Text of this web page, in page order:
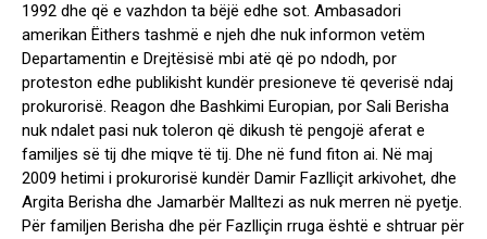
1992 dhe që e vazhdon ta bëjë edhe sot. Ambasadori
amerikan Ëithers tashmë e njeh dhe nuk informon vetëm
Departamentin e Drejtësisë mbi atë që po ndodh, por
proteston edhe publikisht kundër presioneve të qeverisë ndaj
prokurorisë. Reagon dhe Bashkimi Europian, por Sali Berisha
nuk ndalet pasi nuk toleron që dikush të pengojë aferat e
familjes së tij dhe miqve të tij. Dhe në fund fiton ai. Në maj
2009 hetimi i prokurorisë kundër Damir Fazlliçit arkivohet, dhe
Argita Berisha dhe Jamarbër Malltezi as nuk merren në pyetje.
Për familjen Berisha dhe për Fazlliçin rruga është e shtruar për